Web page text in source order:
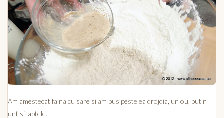
Am amestecat faina cu sare si am pus peste ea drojdia, un ou, putin
unt si laptele.